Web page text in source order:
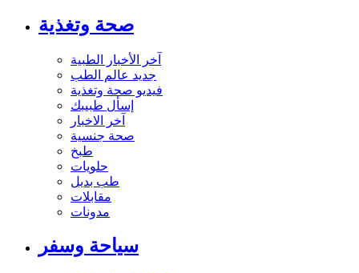
صحة وتغذية
آخر الأخبار الطبية
جديد عالم الطب
فيديو صحة وتغذية
إسأل طبيبك
آخر الاخبار
صحة جنسية
طبخ
حلويات
طب بديل
مقابلات
مدونات
سياحة وسفر